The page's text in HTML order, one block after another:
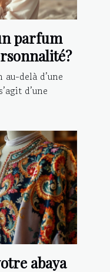
parfum
delà d’une
d’une
abaya